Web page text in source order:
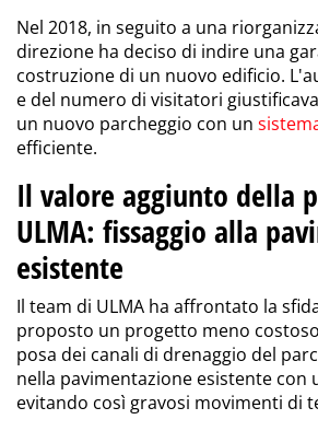
Nel 2018, in seguito a una
direzione ha deciso di indire una
costruzione di un nuovo edificio.
e del numero di visitatori
un nuovo parcheggio con un
efficiente.
Il valore aggiunto della
ULMA: fissaggio alla
esistente
Il team di ULMA ha affrontato la
proposto un progetto meno
posa dei canali di drenaggio del
nella pavimentazione esistente con
evitando così gravosi movimenti di